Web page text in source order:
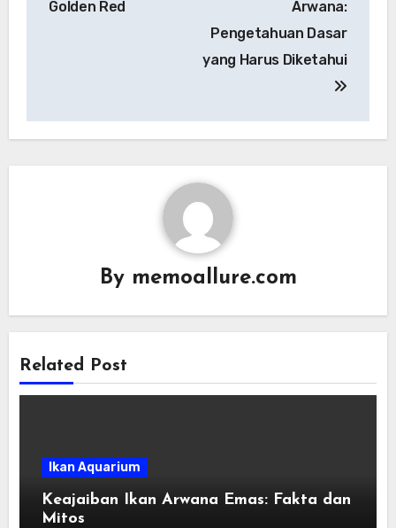
Golden Red
Arwana:
Pengetahuan Dasar
yang Harus Diketahui
By memoallure.com
Related Post
Ikan Aquarium
Keajaiban Ikan Arwana Emas: Fakta dan
Mitos